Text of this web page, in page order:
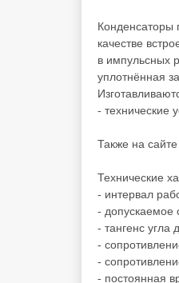
Конденсаторы
качестве
в импульсных
уплотнённая
- технические
Также на
Технические
- интервал
- допускаемое
- тангенс угла
-
-
- постоянная